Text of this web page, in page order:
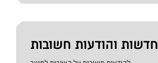
חדשות והודעות חשובות